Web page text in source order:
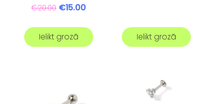
€20.00 €15.00
Ielikt grozā Ielikt grozā